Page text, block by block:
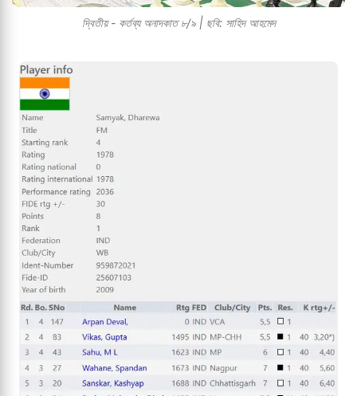
দ্বিতীয় - কর্তব্য অনাদকাত ৮/৯ | ছবি: সাহিদ আহমেদ